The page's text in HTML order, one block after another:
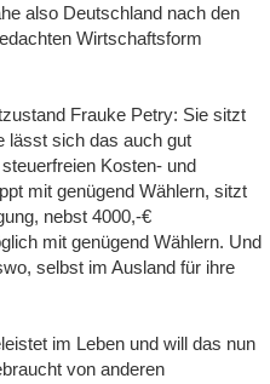
also Deutschland nach den
Wirtschaftsform
Frauke Petry: Sie sitzt
lässt sich das auch gut
Kosten- und
mit genügend Wählern, sitzt
nebst 4000,-€
mit genügend Wählern. Und
selbst im Ausland für ihre
im Leben und will das nun
von anderen